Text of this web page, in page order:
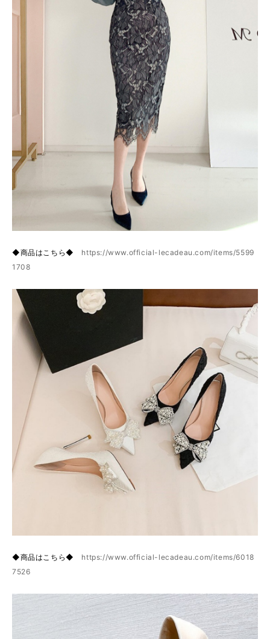
◆商品はこちら◆ https://www.official-lecadeau.com/items/5599
1708
◆商品はこちら◆ https://www.official-lecadeau.com/items/6018
7526